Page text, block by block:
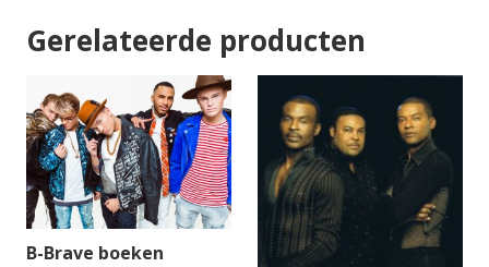
Gerelateerde producten
B-Brave boeken